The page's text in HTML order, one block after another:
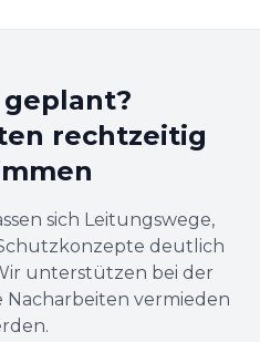
rechtzeitig
sich Leitungswege,
deutlich
unterstützen bei der
Nacharbeiten vermieden